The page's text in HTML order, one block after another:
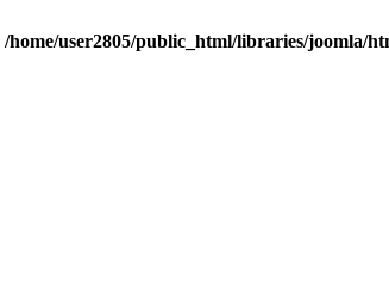
/home/user2805/public_html/libraries/joomla/